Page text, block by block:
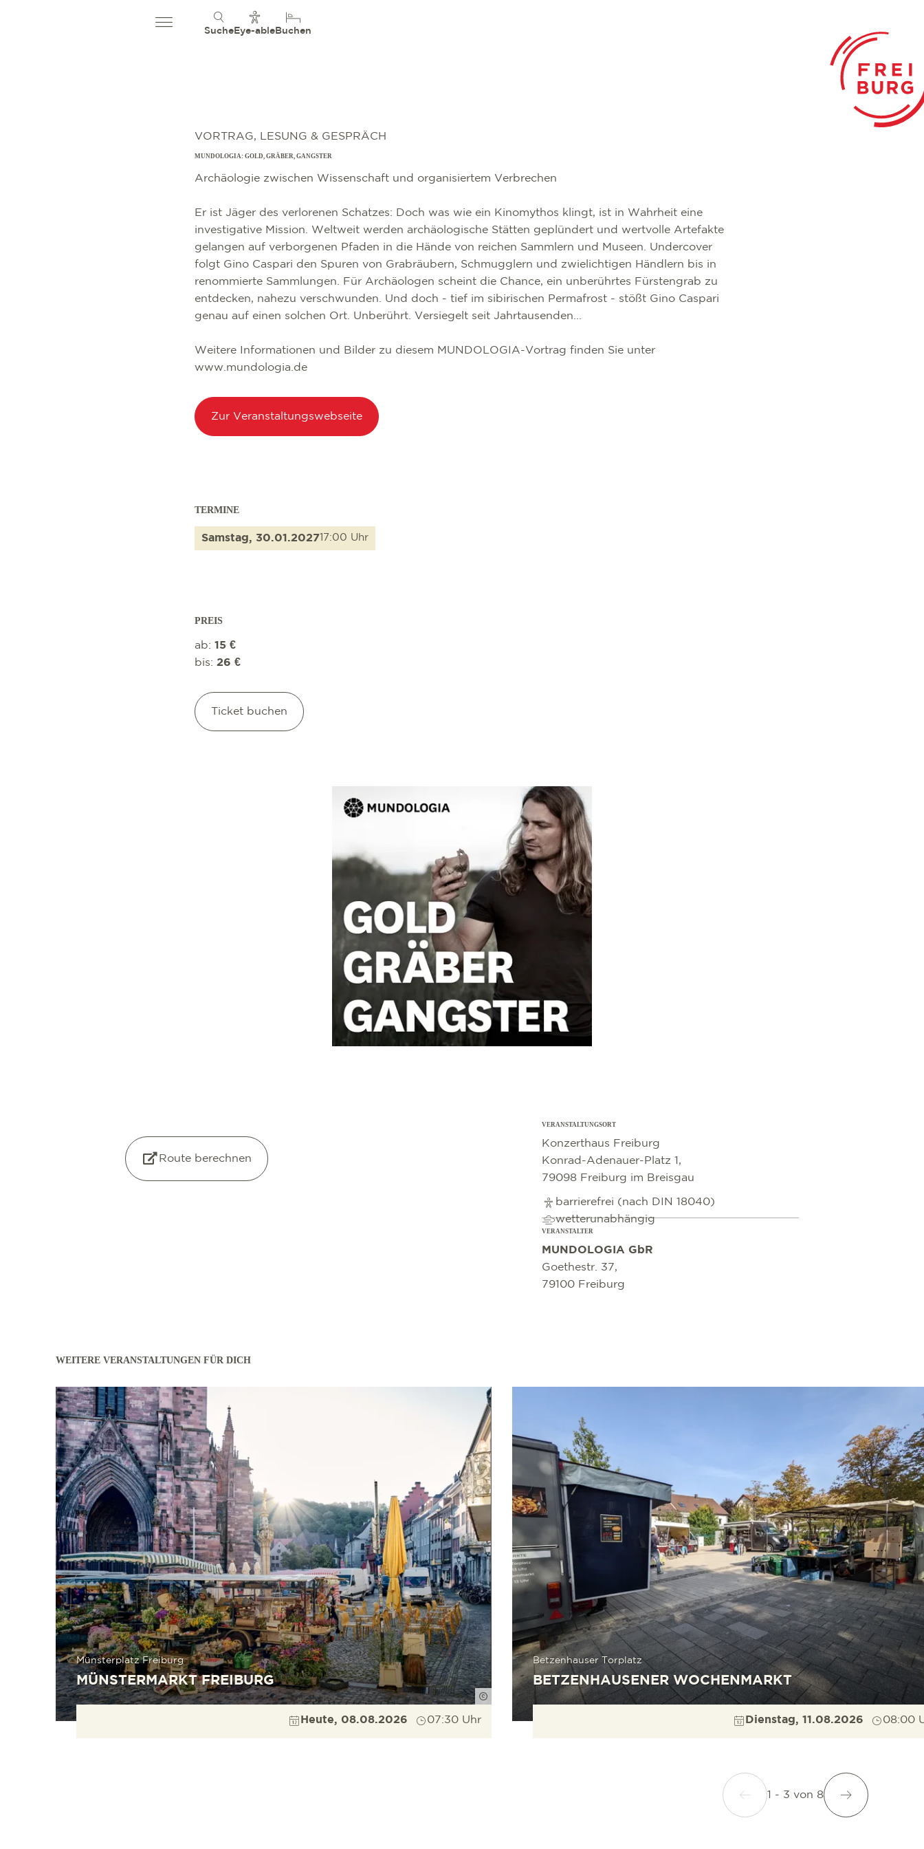
Suche Eye-able Buchen
VORTRAG, LESUNG & GESPRÄCH
MUNDOLOGIA: GOLD, GRÄBER, GANGSTER
Archäologie zwischen Wissenschaft und organisiertem Verbrechen
Er ist Jäger des verlorenen Schatzes: Doch was wie ein Kinomythos klingt, ist in Wahrheit eine
investigative Mission. Weltweit werden archäologische Stätten geplündert und wertvolle Artefakte
gelangen auf verborgenen Pfaden in die Hände von reichen Sammlern und Museen. Undercover
folgt Gino Caspari den Spuren von Grabräubern, Schmugglern und zwielichtigen Händlern bis in
renommierte Sammlungen. Für Archäologen scheint die Chance, ein unberührtes Fürstengrab zu
entdecken, nahezu verschwunden. Und doch - tief im sibirischen Permafrost - stößt Gino Caspari
genau auf einen solchen Ort. Unberührt. Versiegelt seit Jahrtausenden...
Weitere Informationen und Bilder zu diesem MUNDOLOGIA-Vortrag finden Sie unter
www.mundologia.de
Zur Veranstaltungswebseite
TERMINE
Samstag, 30.01.202717:00 Uhr
PREIS
ab: 15 €
bis: 26 €
Ticket buchen
Route berechnen
VERANSTALTUNGSORT
Konzerthaus Freiburg
Konrad-Adenauer-Platz 1,
79098 Freiburg im Breisgau
barrierefrei (nach DIN 18040)
wetterunabhängig
VERANSTALTER
MUNDOLOGIA GbR
Goethestr. 37,
79100 Freiburg
WEITERE VERANSTALTUNGEN FÜR DICH
Münsterplatz Freiburg
MÜNSTERMARKT FREIBURG
Heute, 08.08.2026 07:30 Uhr
mehr erfahren
Betzenhauser Torplatz
BETZENHAUSENER WOCHENMARKT
Dienstag, 11.08.2026 08:00
1 - 3 von 8